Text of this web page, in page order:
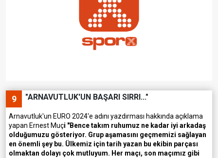
9 "ARNAVUTLUK'UN BAŞARI SIRRI..."
Arnavutluk'un EURO 2024'e adını yazdırması hakkında açıklama
yapan Ernest Muçi "Bence takım ruhumuz ne kadar iyi arkadaş
olduğumuzu gösteriyor. Grup aşamasını geçmemizi sağlayan
en önemli şey bu. Ülkemiz için tarih yazan bu ekibin parçası
olmaktan dolayı çok mutluyum. Her maçı, son maçımız gibi